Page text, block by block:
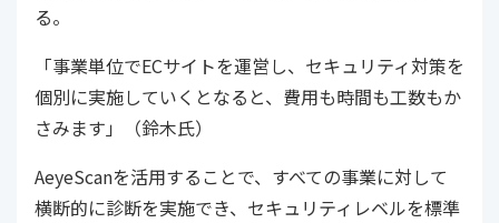
る。
「事業単位でECサイトを運営し、セキュリティ対策を
個別に実施していくとなると、費用も時間も工数もか
さみます」（鈴木氏）
AeyeScanを活用することで、すべての事業に対して
横断的に診断を実施でき、セキュリティレベルを標準